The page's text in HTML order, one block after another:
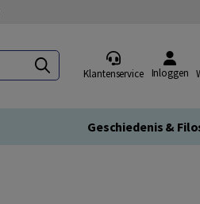
Klantenservice Inloggen
Geschiedenis &